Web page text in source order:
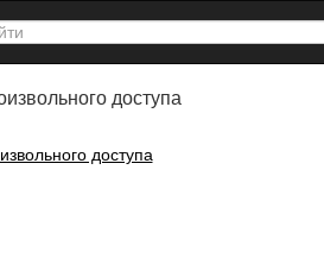
доступа